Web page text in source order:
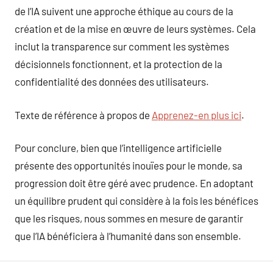
de l’IA suivent une approche éthique au cours de la
création et de la mise en œuvre de leurs systèmes. Cela
inclut la transparence sur comment les systèmes
décisionnels fonctionnent, et la protection de la
confidentialité des données des utilisateurs.
Texte de référence à propos de Apprenez-en plus ici.
Pour conclure, bien que l’intelligence artificielle
présente des opportunités inouïes pour le monde, sa
progression doit être géré avec prudence. En adoptant
un équilibre prudent qui considère à la fois les bénéfices
que les risques, nous sommes en mesure de garantir
que l’IA bénéficiera à l’humanité dans son ensemble.